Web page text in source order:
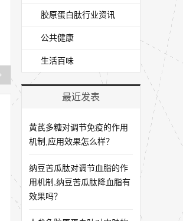
胶原蛋白肽行业资讯
公共健康
生活百味
最近发表
黄芪多糖对调节免疫的作用
机制,应用效果怎么样？
纳豆苦瓜肽对调节血脂的作
用机制,纳豆苦瓜肽降血脂有
效果吗？